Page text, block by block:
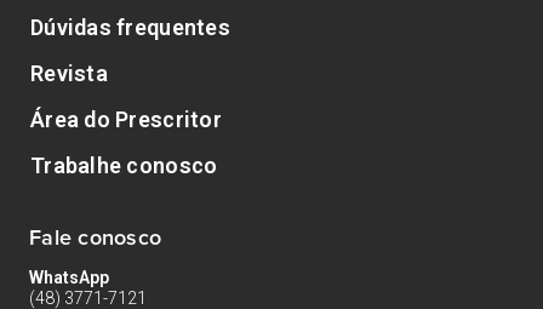
Dúvidas frequentes
Revista
Área do Prescritor
Trabalhe conosco
Fale conosco
WhatsApp
(48) 3771-7121